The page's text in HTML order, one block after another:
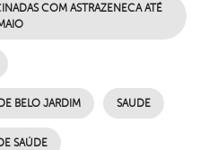
COM ASTRAZENECA ATÉ
BELO JARDIM SAUDE
SAÚDE